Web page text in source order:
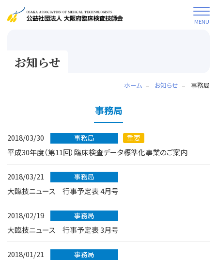
MENU
お知らせ
ホーム お知らせ 事務局
事務局
2018/03/30 事務局 重要
平成30年度（第11回）臨床検査データ標準化事業のご案内
2018/03/21 事務局
大臨技ニュース 行事予定表 4月号
2018/02/19 事務局
大臨技ニュース 行事予定表 3月号
2018/01/21 事務局